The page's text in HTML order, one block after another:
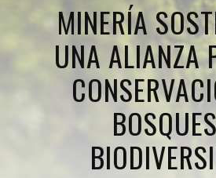
MINERÍA
UNA ALIANZA